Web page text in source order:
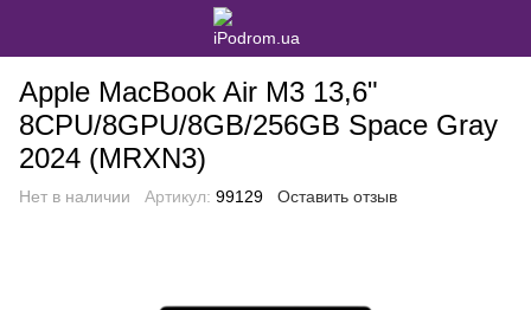
Apple MacBook Air M3 13,6"
8CPU/8GPU/8GB/256GB Space Gray
2024 (MRXN3)
Нет в наличии Артикул: 99129 Оставить отзыв